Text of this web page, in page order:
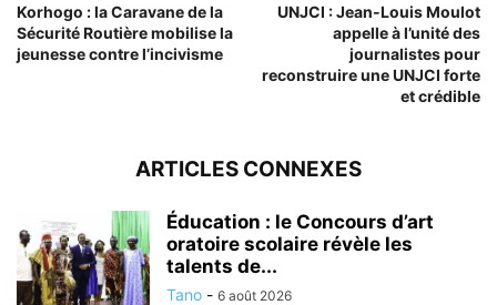
Korhogo : la Caravane de la
Sécurité Routière mobilise la
jeunesse contre l’incivisme
UNJCI : Jean-Louis Moulot
appelle à l’unité des
journalistes pour
reconstruire une UNJCI forte
et crédible
ARTICLES CONNEXES
Éducation : le Concours d’art
oratoire scolaire révèle les
talents de...
Tano - 6 août 2026